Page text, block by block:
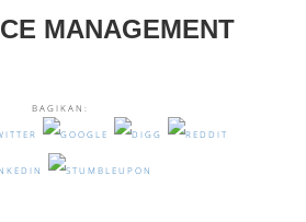
MANAGEMENT
BAGIKAN: